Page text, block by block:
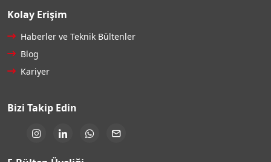
Kolay Erişim
Haberler ve Teknik Bültenler
Blog
Kariyer
Bizi Takip Edin